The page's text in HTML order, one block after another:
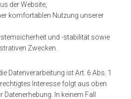
der Website,
komfortablen Nutzung unserer
und -stabilität sowie
Zwecken.
Datenverarbeitung ist Art. 6 Abs. 1
Interesse folgt aus oben
In keinem Fall